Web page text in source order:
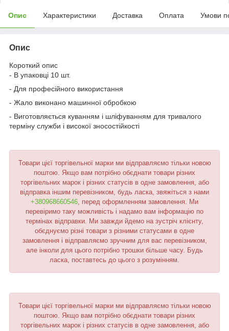
Опис Характеристики Доставка Оплата Умови
Опис
Короткий опис
- В упаковці 10 шт.
- Для професійного використання
- Жало виконано машинної обробкою
- Виготовляється куванням і шліфуванням для тривалого
терміну служби і високої зносостійкості
Товари цієї торгівельної марки ми відправляємо тільки новою
поштою. Якщо вам потрібно обєднати товари різних
торгівельних марок і різних статусів в одне замовлення, або
відправка іншим перевізником, будь ласка, звяжіться з нами
+380968660546 , перед оформленням замовлення. Ми
перевіримо таку можливість і надамо вам інформацію по
термінах відправки. Ми завжди йдемо на зустріч клієнту,
обєднуємо різні товари з різними статусами в одне
замовлення і відправляємо зручним для вас перевізником,
але інколи для цього потрібно трошки більше часу. Будь
ласка, поставтесь до цього з розумінням.
Товари цієї торгівельної марки ми відправляємо тільки новою
поштою. Якщо вам потрібно обєднати товари різних
торгівельних марок і різних статусів в одне замовлення, або